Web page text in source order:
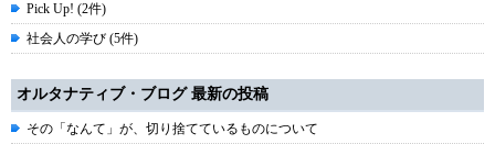
Pick Up! (2件)
社会人の学び (5件)
オルタナティブ・ブログ 最新の投稿
その「なんて」が、切り捨てているものについて